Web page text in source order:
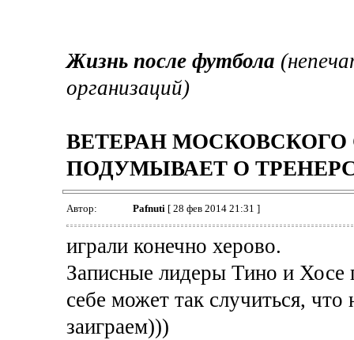
Жизнь после футбола
организаций)
ВЕТЕРАН
ПОДУМЫВАЕТ О
Автор: Pafnuti[ 28 фев 2014 21:31 ]
играли конечно херово.
Записные лидеры Тино и
себе может так случиться,
заиграем)))